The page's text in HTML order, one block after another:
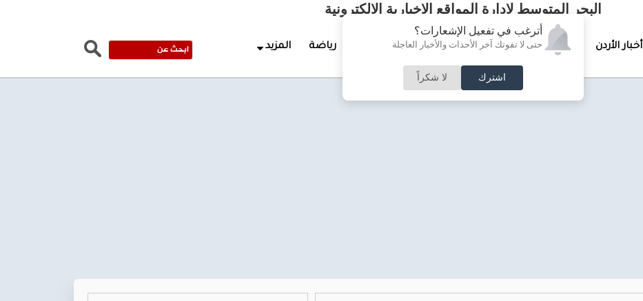
أترغب في تفعيل الإشعارات؟
حتى لا تفوتك آخر الأحداث والأخبار العاجلة
اشترك لا شكراً
البحر المتوسط لإدارة المواقع الإخبارية الالكترونية
أخبار الأردن تغطيات خاصة لقاء الأسبوع جرائم وحوادث رياضة المزيد